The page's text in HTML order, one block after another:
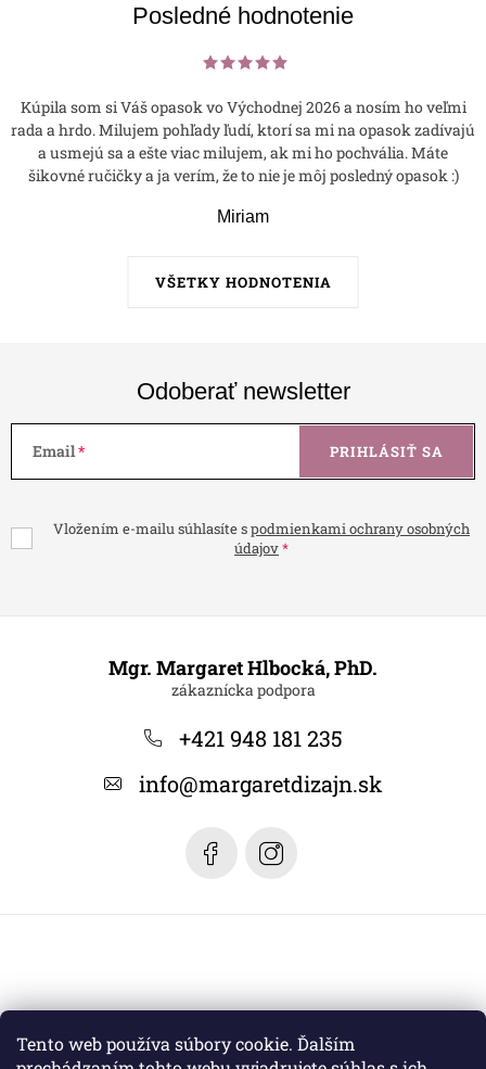
Tento web používa súbory cookie. Ďalším
Posledné hodnotenie
VŠETKY HODNOTENIA
Kúpila som si Váš opasok vo Východnej 2026 a nosím ho veľmi
rada a hrdo. Milujem pohľady ľudí, ktorí sa mi na opasok zadívajú
a usmejú sa a ešte viac milujem, ak mi ho pochvália. Máte
šikovné ručičky a ja verím, že to nie je môj posledný opasok :)
Miriam
Odoberať newsletter
Email
Vložením e-mailu súhlasíte spodmienkami ochrany osobných
údajov
PRIHLÁSIŤ SA
Mgr. Margaret Hlbocká, PhD.
+421 948 181 235
info@margaretdizajn.sk